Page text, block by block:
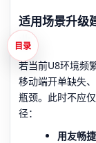
适用场景升级
业
若当前U8环境频
移动端开单缺失
瓶颈。此时不应
径：
用友畅
目录